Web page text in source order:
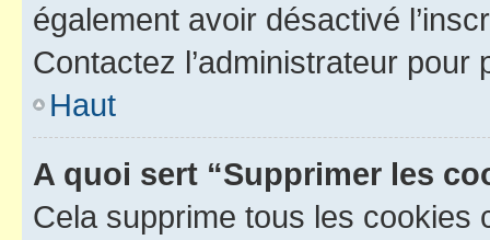
également avoir désactivé
Contactez l’administrateur
Haut
A quoi sert “Supprimer les
Cela supprime tous les cookies